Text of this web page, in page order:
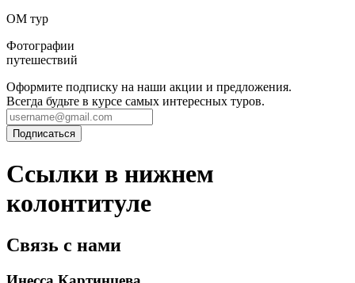
ОМ тур
Фотографии
путешествий
Оформите подписку на наши акции и предложения.
Всегда будьте в курсе самых интересных туров.
Ссылки в нижнем
колонтитуле
Связь с нами